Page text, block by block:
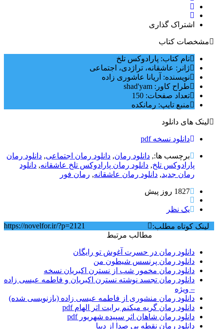
اشتراک گذاری
مشخصات کتاب
نام کتاب: پارادوکس تلخ
ژانر: عاشقانه، تراژدی، اجتماعی
نویسنده: آریانا عاشوری زاده
طراح کاور: shad'yam
تعداد صفحات: 150
منبع تایپ: رمانکده
لینک های دانلود
دانلود نسخه pdf
برچسب ها:, دانلود رمان, دانلود رمان اجتماعی‌, دانلود رمان
پارادوکس تلخ, دانلود رمان پارادوکس تلخ عاشقانه, دانلود
رمان جدید, دانلود رمان عاشقانه, رمان فور
1827 روز پيش
یک نظر
https://novelfor.ir/?p=2121
لینک کوتاه مطلب:
مطالب مرتبط
دانلود رمان در حسرت آغوش تو رایگان
دانلود رمان پرنسس شیطون من
دانلود رمان مخمور شب از نسترن اکبریان نسخه
دانلود رمان تجسد نوشته نسترن اکبریان و فاطمه عیسی زاده
– ویژه
دانلود رمان منشوری از فاطمه عیسی زاده (بازنویسی شده)
دانلود رمان گریه میکنم برایت اثر الهام pdf
دانلود رمان شاهان اثر سپیده شهریور pdf
دانلود رمان نقطه بی صدا از دیبا